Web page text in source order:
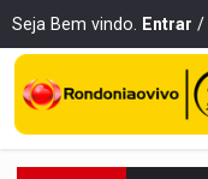
Seja Bem vindo. Entrar /